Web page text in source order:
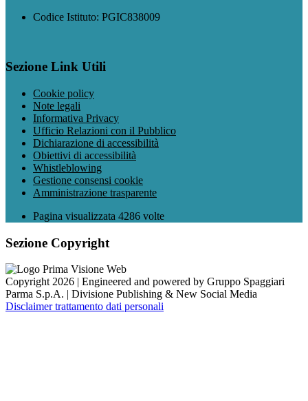
Codice Istituto: PGIC838009
Sezione Link Utili
Cookie policy
Note legali
Informativa Privacy
Ufficio Relazioni con il Pubblico
Dichiarazione di accessibilità
Obiettivi di accessibilità
Whistleblowing
Gestione consensi cookie
Amministrazione trasparente
Pagina visualizzata 4286 volte
Sezione Copyright
Copyright 2026 | Engineered and powered by Gruppo Spaggiari
Parma S.p.A. | Divisione Publishing & New Social Media
Disclaimer trattamento dati personali